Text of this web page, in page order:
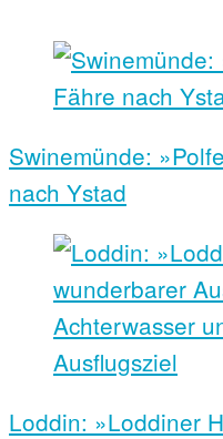
Swinemünde:
nach Ystad
Loddin: »Loddiner